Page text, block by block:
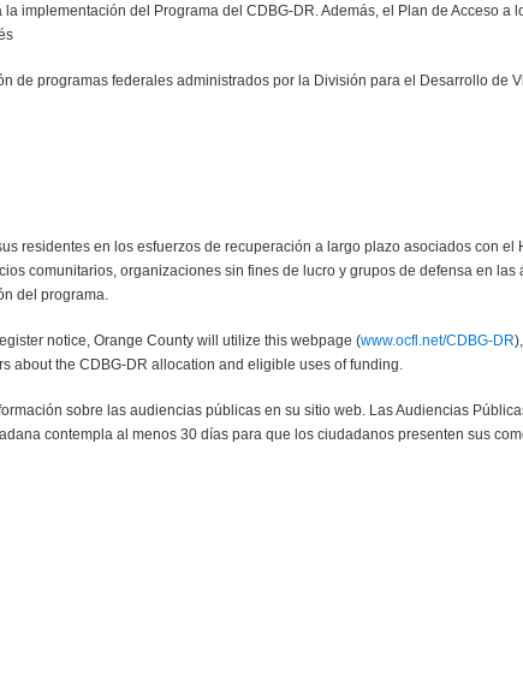
del Programa del CDBG-DR. Además, el Plan de Acceso a
programas federales administrados por la División para el Desarrollo de
residentes en los esfuerzos de recuperación a largo plazo asociados con
comunitarios, organizaciones sin fines de lucro y grupos de defensa en
del programa.
notice, Orange County will utilize this webpage (www.ocfl.net/CDBG-DR
about the CDBG-DR allocation and eligible uses of funding.
sobre las audiencias públicas en su sitio web. Las Audiencias
contempla al menos 30 días para que los ciudadanos presenten sus